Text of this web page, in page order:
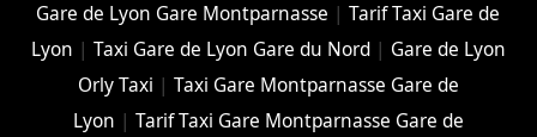
Gare de Lyon Gare Montparnasse |Tarif Taxi Gare de
Lyon | Taxi Gare de Lyon Gare du Nord| Gare de Lyon
Orly Taxi | Taxi Gare Montparnasse Gare de
Lyon | Tarif Taxi Gare Montparnasse Gare de